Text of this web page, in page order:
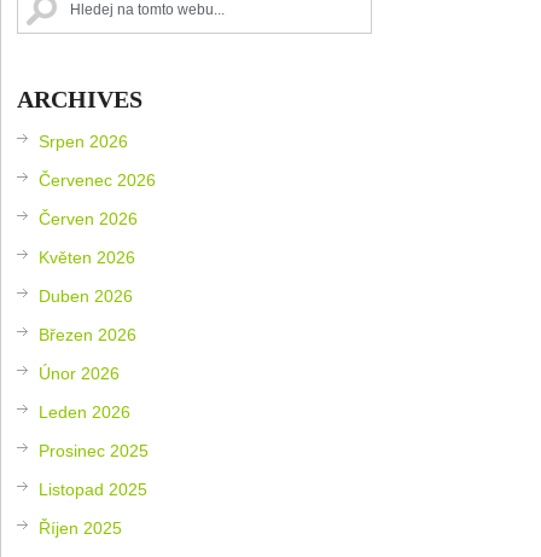
ARCHIVES
Srpen 2026
Červenec 2026
Červen 2026
Květen 2026
Duben 2026
Březen 2026
Únor 2026
Leden 2026
Prosinec 2025
Listopad 2025
Říjen 2025